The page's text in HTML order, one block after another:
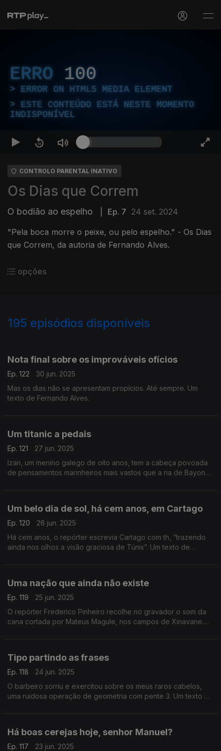
ERRO 100
ERROR ON HTML5 MEDIA ELEMENT
ESTE CONTEÚDO ESTÁ NESTE MOMENTO
INDISPONÍVEL
CONTROLO PARENTAL INATIVO
Os Dias que Correm
O bodião ao espelho Ep. 7 24 set. 2024
"Pela boca morre o peixe, ou pelo espelho." - Os Dias
que Correm, da autoria de Fernando Alves.
opções
195 episódios disponíveis
Nota final sobre os improváveis ofícios
Ep. 122
30 jun. 2025
Mas os dias não se apresentam propícios. Até sempre. Um
texto de Fernando Alves.
Um titanic a pedais
Ep. 121
27 jun. 2025
Izan, um menino galego de oito anos, tem a cabeça povoada
de pensamentos marinheiros mais vastos que a ria de Bayona.
Um belo dia de sol, há cem anos, em Cartago
Ep. 120
26 jun. 2025
Há cem anos, o repórter escrevia Cartago com th, “trazendo
ainda nos olhos a visão graciosa de Túnis”. Um texto de
Uma nação que ainda não existe
Ep. 119
25 jun. 2025
O repórter Frederico Pinheiro recolhe no gravador o som da
cana cortada por Mateus Magule, nos campos de Xinavane.
Tipo partindo as frases
Ep. 118
24 jun. 2025
O barbeiro sorriu e exercitou sobre os meus raros cabelos,
uma ruidosa operação de geometria com pente 3. Um texto de
Há boas cerejas hoje, senhor Manuel?
Ep. 117
23 jun. 2025